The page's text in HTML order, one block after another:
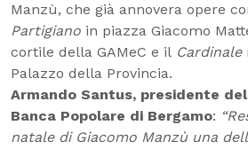
Manzù, che già annovera opere
Partigiano in piazza Giacomo
cortile della GAMeC e il Cardinale
Palazzo della Provincia.
Armando Santus, presidente
Banca Popolare di Bergamo:
natale di Giacomo Manzù una